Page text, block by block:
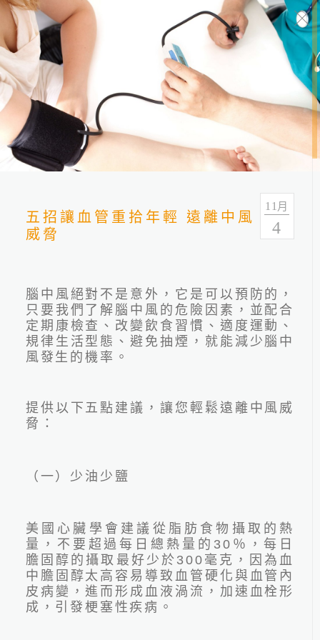
健康報報
分類 全部 健康情報 友善連結
最新國人十大死因公布！吳
五招讓血管重拾年輕 遠離中風
威脅
11 月
4
腦中風絕對不是意外，它是可以預防的，
只要我們了解腦中風的危險因素，並配合
定期康檢查、改變飲食習慣、適度運動、
規律生活型態、避免抽煙，就能減少腦中
風發生的機率 。
提供以下五點建議，讓您輕鬆遠離中風威
脅：
（一）少油少鹽
美國心臟學會建議從脂肪食物攝取的熱
量，不要超過每日總熱量的 30 ％，每日
膽固醇的攝取最好少於 300 毫克，因為血
中膽固醇太高容易導致血管硬化與血管內
皮病變，進而形成血液渦流，加速血栓形
成，引發梗塞性疾病。